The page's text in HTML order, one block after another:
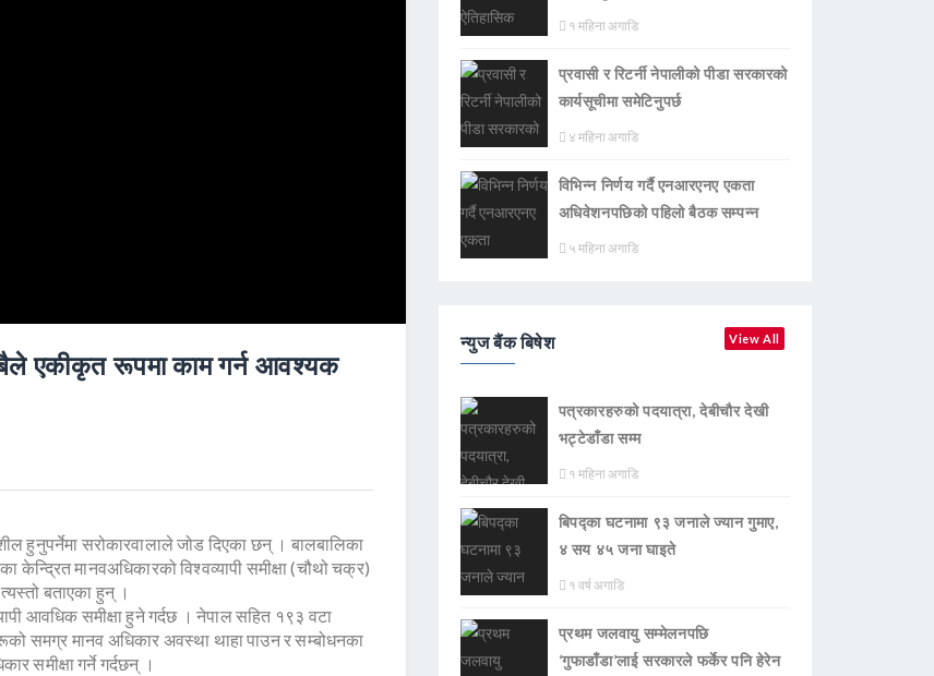
एकीकृत रूपमा काम गर्न आवश्यक
हुनुपर्नेमा सरोकारवालाले जोड दिएका छन् । बालबालिका
केन्द्रित मानवअधिकारको विश्वव्यापी समीक्षा (चौथो चक्र)
बताएका हुन् ।
आवधिक समीक्षा हुने गर्दछ । नेपाल सहित १९३ वटा
मानव अधिकार अवस्था थाहा पाउन र सम्बोधनका
समीक्षा गर्ने गर्दछन् ।
१ महिना अगाडि
प्रवासी र रिटर्नी नेपालीको पीडा सरकारको
कार्यसूचीमा समेटिनुपर्छ
४ महिना अगाडि
विभिन्न निर्णय गर्दै एनआरएनए एकता
अधिवेशनपछिको पहिलो बैठक सम्पन्न
५ महिना अगाडि
न्युज बैंक बिषेश View All
पत्रकारहरुको पदयात्रा, देबीचौर देखी
भट्टेडाँडा सम्म
१ महिना अगाडि
बिपद्का घटनामा ९३ जनाले ज्यान गुमाए,
४ सय ४५ जना घाइते
१ वर्ष अगाडि
प्रथम जलवायु सम्मेलनपछि
‘गुफाडाँडा’लाई सरकारले फर्केर पनि हेरेन